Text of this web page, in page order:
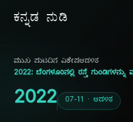
ಕನ್ನಡ ನುಡಿ
ಮುಖ ಪುಟದಿನ ವಿಶೇಷಆಡಳಿತ
2022 07-11 · ಆಡಳಿತ